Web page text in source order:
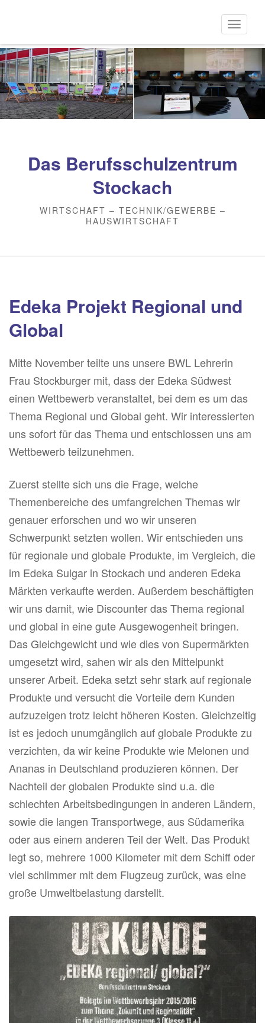
Inhalt
Das Berufsschulzentrum
Stockach
WIRTSCHAFT – TECHNIK/GEWERBE –
HAUSWIRTSCHAFT
Edeka Projekt Regional und
Global
Mitte November teilte uns unsere BWL Lehrerin
Frau Stockburger mit, dass der Edeka Südwest
einen Wettbewerb veranstaltet, bei dem es um das
Thema Regional und Global geht. Wir interessierten
uns sofort für das Thema und entschlossen uns am
Wettbewerb teilzunehmen.
Zuerst stellte sich uns die Frage, welche
Themenbereiche des umfangreichen Themas wir
genauer erforschen und wo wir unseren
Schwerpunkt setzten wollen. Wir entschieden uns
für regionale und globale Produkte, im Vergleich, die
im Edeka Sulgar in Stockach und anderen Edeka
Märkten verkaufte werden. Außerdem beschäftigten
wir uns damit, wie Discounter das Thema regional
und global in eine gute Ausgewogenheit bringen.
Das Gleichgewicht und wie dies von Supermärkten
umgesetzt wird, sahen wir als den Mittelpunkt
unserer Arbeit. Edeka setzt sehr stark auf regionale
Produkte und versucht die Vorteile dem Kunden
aufzuzeigen trotz leicht höheren Kosten. Gleichzeitig
ist es jedoch unumgänglich auf globale Produkte zu
verzichten, da wir keine Produkte wie Melonen und
Ananas in Deutschland produzieren können. Der
Nachteil der globalen Produkte sind u.a. die
schlechten Arbeitsbedingungen in anderen Ländern,
sowie die langen Transportwege, aus Südamerika
oder aus einem anderen Teil der Welt. Das Produkt
legt so, mehrere 1000 Kilometer mit dem Schiff oder
viel schlimmer mit dem Flugzeug zurück, was eine
große Umweltbelastung darstellt.